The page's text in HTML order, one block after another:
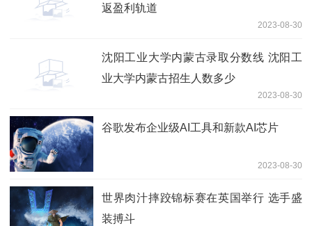
返盈利轨道
2023-08-30
沈阳工业大学内蒙古录取分数线 沈阳工
业大学内蒙古招生人数多少
2023-08-30
谷歌发布企业级AI工具和新款AI芯片
2023-08-30
世界肉汁摔跤锦标赛在英国举行 选手盛
装搏斗